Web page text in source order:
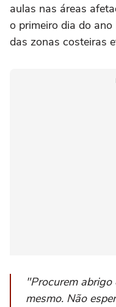
aulas nas áreas
o primeiro dia do
das zonas costeiras
"Procurem
mesmo. Não